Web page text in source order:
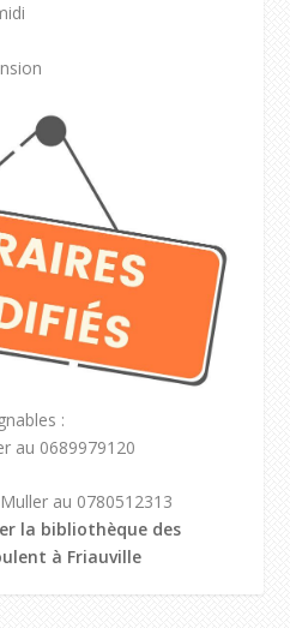
:
au 0689979120
au 0780512313
la bibliothèque des
à Friauville